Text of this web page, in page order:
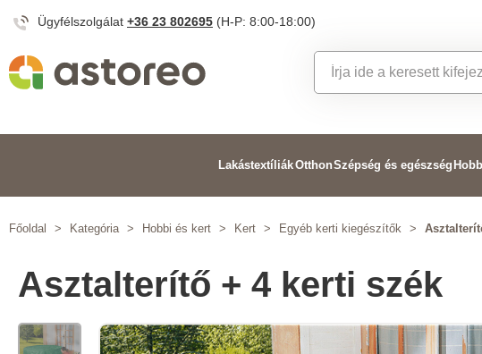
Ügyfélszolgálat +36 23 802695 (H-P: 8:00-18:00)
LakástextíliákOtthonSzépség és egészség
Főoldal > Kategória > Hobbi és kert > Kert > Egyéb kerti kiegészítők >
Asztalterítő + 4 kerti szék